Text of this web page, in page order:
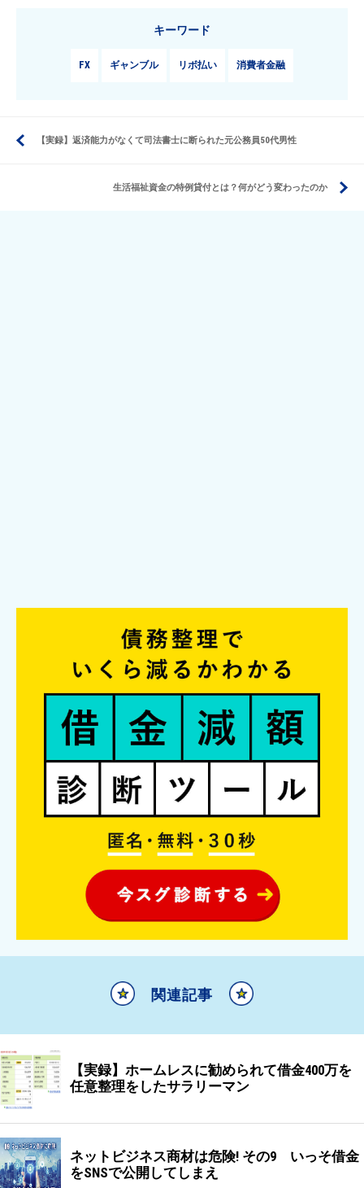
キーワード
FX ギャンブル リボ払い 消費者金融
【実録】返済能力がなくて司法書士に断られた元公務員50代男性
生活福祉資金の特例貸付とは？何がどう変わったのか
関連記事
【実録】ホームレスに勧められて借金400万を
任意整理をしたサラリーマン
ネットビジネス商材は危険! その9 いっそ借金
をSNSで公開してしまえ